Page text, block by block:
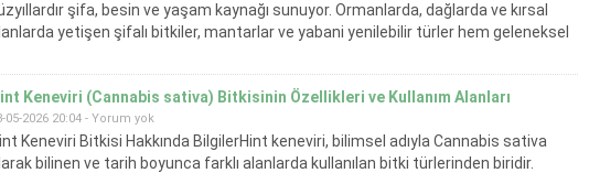
şifa, besin ve yaşam kaynağı sunuyor. Ormanlarda, dağlarda ve kırsal
yetişen şifalı bitkiler, mantarlar ve yabani yenilebilir türler hem geleneksel
Keneviri (Cannabis sativa) Bitkisinin Özellikleri ve Kullanım Alanları
05-2026 20:04 - Yorum yok
Keneviri Bitkisi Hakkında BilgilerHint keneviri, bilimsel adıyla Cannabis sativa
bilinen ve tarih boyunca farklı alanlarda kullanılan bitki türlerinden biridir.